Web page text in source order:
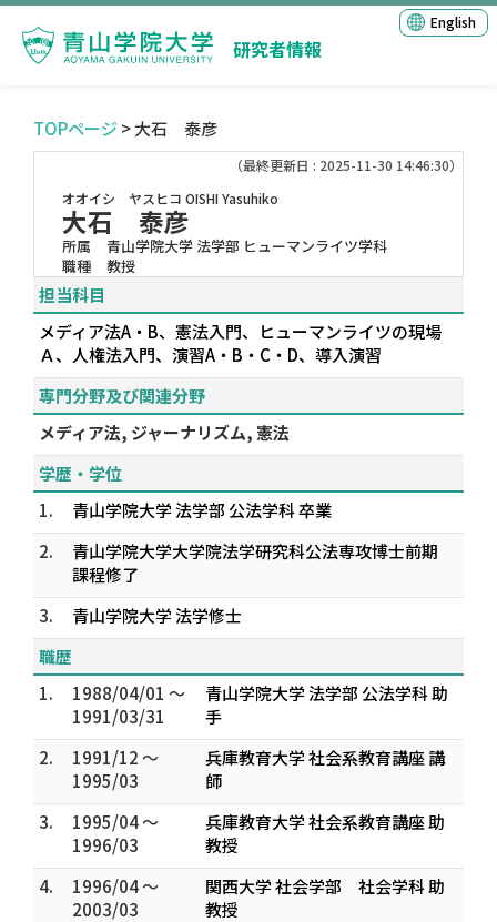
研究者情報
English
TOPページ > 大石 泰彦
（最終更新日 : 2025-11-30 14:46:30）
オオイシ ヤスヒコ OISHI Yasuhiko
大石 泰彦
所属
青山学院大学 法学部 ヒューマンライツ学科
職種
教授
担当科目
メディア法A・B、憲法入門、ヒューマンライツの現場
Ａ、人権法入門、演習A・B・C・D、導入演習
専門分野及び関連分野
メディア法, ジャーナリズム, 憲法
学歴・学位
1.
青山学院大学 法学部 公法学科 卒業
2.
青山学院大学大学院法学研究科公法専攻博士前期
課程修了
3.
青山学院大学 法学修士
職歴
1.
1988/04/01 ～
1991/03/31
青山学院大学 法学部 公法学科 助
手
2.
1991/12 ～
1995/03
兵庫教育大学 社会系教育講座 講
師
3.
1995/04 ～
1996/03
兵庫教育大学 社会系教育講座 助
教授
4.
1996/04 ～
2003/03
関西大学 社会学部 社会学科 助
教授